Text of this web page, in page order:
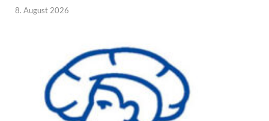
8. August 2026